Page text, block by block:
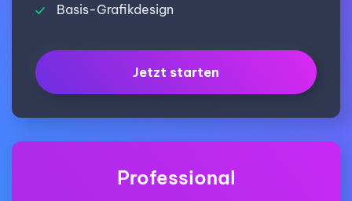
Basis-Grafikdesign
Jetzt starten
Professional